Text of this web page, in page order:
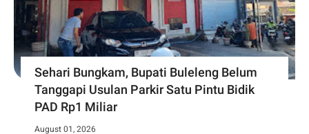
Sehari Bungkam, Bupati Buleleng Belum
Tanggapi Usulan Parkir Satu Pintu Bidik
PAD Rp1 Miliar
August 01, 2026